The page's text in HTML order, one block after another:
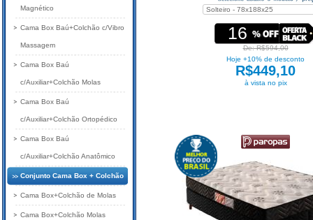
16
De: R$594,00
Hoje +10% de desconto
R$449,10
à vista no pix
Magnético
Cama Box Baú+Colchão c/Vibro
Massagem
Cama Box Baú
c/Auxiliar+Colchão Molas
Cama Box Baú
c/Auxiliar+Colchão Ortopédico
Cama Box Baú
c/Auxiliar+Colchão Anatômico
Conjunto Cama Box + Colchão
Cama Box+Colchão de Molas
Cama Box+Colchão Molas